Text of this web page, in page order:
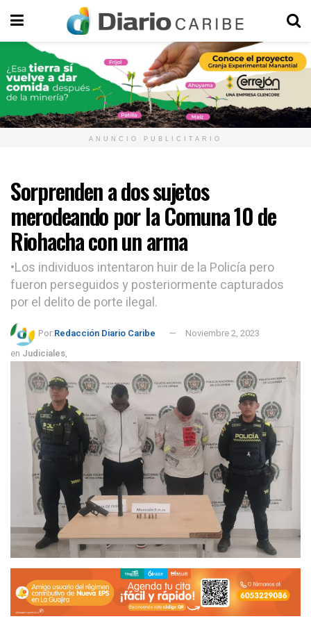
ANUNCIO PUBLICITARIO
Sorprenden a dos sujetos
merodeando por la Comuna 10 de
Riohacha con un arma
•Los individuos intentaron huir de la Policía pero
fueron perseguidos y posteriormente capturados
por el delito de porte ilegal.
Por:Redacción Diario Caribe
Noviembre 2, 2023
en Judiciales,